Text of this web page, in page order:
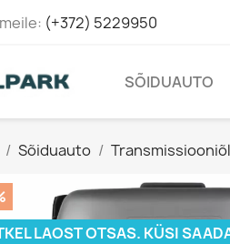
(+372) 5229950
SÕIDUAUTO
Sõiduauto
LAOST OTSAS. KÜSI